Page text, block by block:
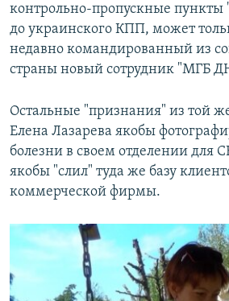
контрольно-пропускные пункты
до украинского КПП, может
недавно командированный из
страны новый сотрудник "МГБ
Остальные "признания" из той
Елена Лазарева якобы
болезни в своем отделении для
якобы "слил" туда же базу
коммерческой фирмы.